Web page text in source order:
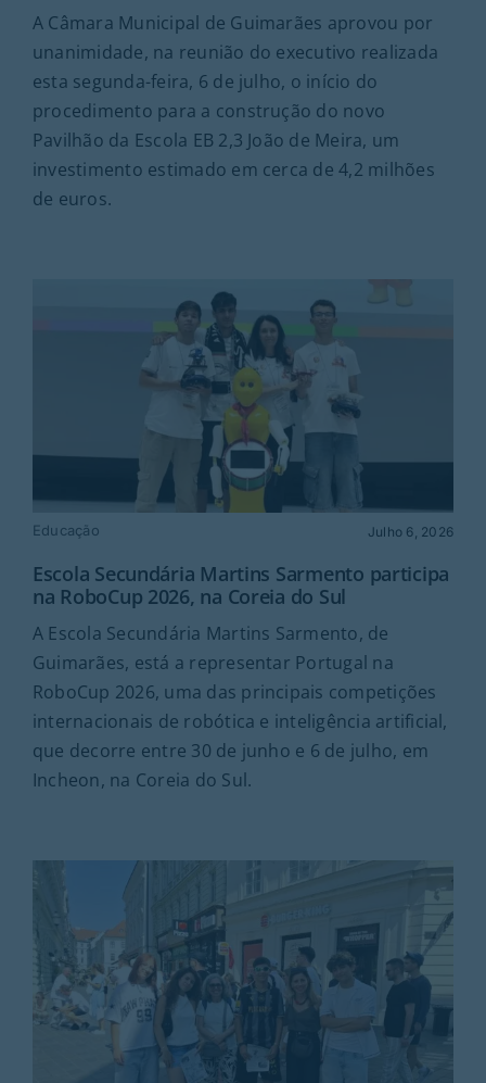
A Câmara Municipal de Guimarães aprovou por
unanimidade, na reunião do executivo realizada
esta segunda-feira, 6 de julho, o início do
procedimento para a construção do novo
Pavilhão da Escola EB 2,3 João de Meira, um
investimento estimado em cerca de 4,2 milhões
de euros.
Educação Julho 6, 2026
Escola Secundária Martins Sarmento participa
na RoboCup 2026, na Coreia do Sul
A Escola Secundária Martins Sarmento, de
Guimarães, está a representar Portugal na
RoboCup 2026, uma das principais competições
internacionais de robótica e inteligência artificial,
que decorre entre 30 de junho e 6 de julho, em
Incheon, na Coreia do Sul.